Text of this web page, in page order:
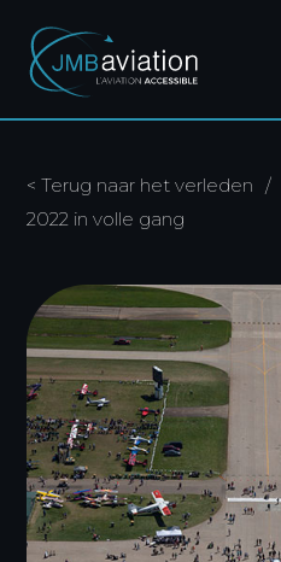
< Terug naar het verleden /
2022 in volle gang